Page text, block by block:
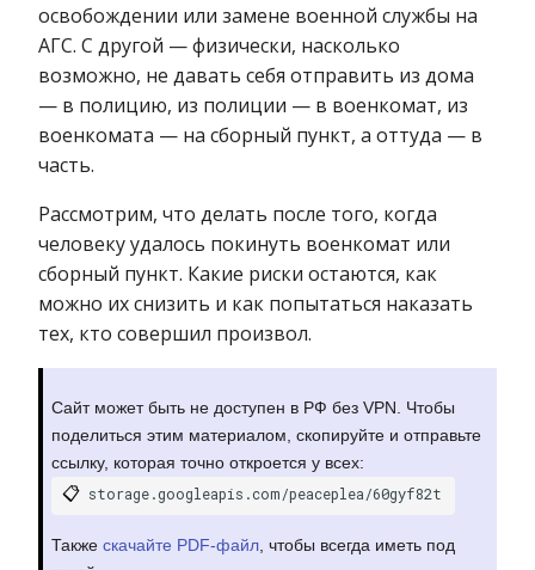
освобождении или замене военной службы на
АГС. С другой — физически, насколько
возможно, не давать себя отправить из дома
— в полицию, из полиции — в военкомат, из
военкомата — на сборный пункт, а оттуда — в
часть.
Рассмотрим, что делать после того, когда
человеку удалось покинуть военкомат или
сборный пункт. Какие риски остаются, как
можно их снизить и как попытаться наказать
тех, кто совершил произвол.
Сайт может быть не доступен в РФ без VPN. Чтобы
поделиться этим материалом, скопируйте и отправьте
ссылку, которая точно откроется у всех:
📋 storage.googleapis.com/peaceplea/60gyf82t
Такжескачайте PDF-файл , чтобы всегда иметь под